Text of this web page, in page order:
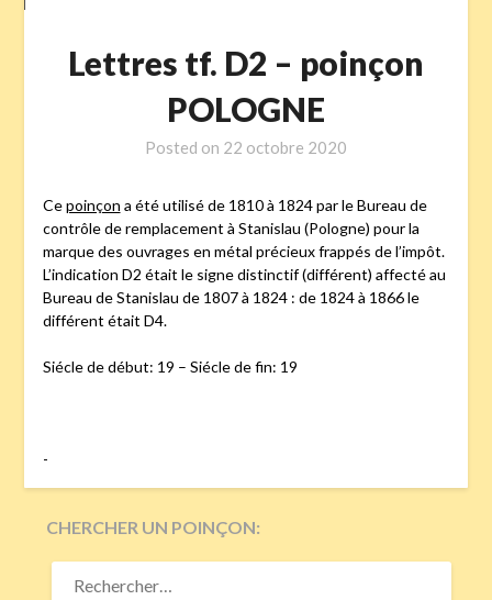
Lettres tf. D2 – poinçon
POLOGNE
Posted on 22 octobre 2020
Cepoinçon a été utilisé de 1810 à 1824 par le Bureau de
contrôle de remplacement à Stanislau (Pologne) pour la
marque des ouvrages en métal précieux frappés de l’impôt.
L’indication D2 était le signe distinctif (différent) affecté au
Bureau de Stanislau de 1807 à 1824 : de 1824 à 1866 le
différent était D4.
Siécle de début: 19 – Siécle de fin: 19
-
CHERCHER UN POINÇON:
RECHERCHER :